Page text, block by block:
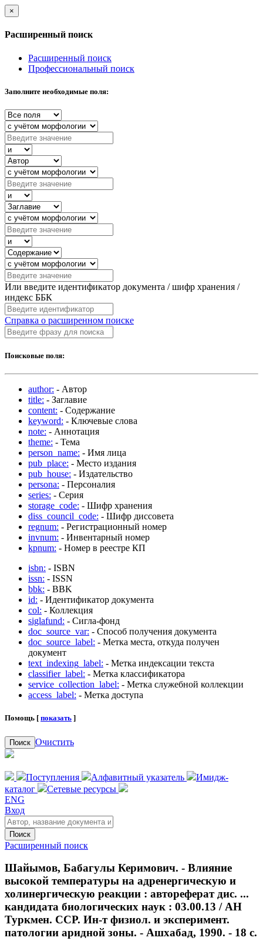
×
Расширенный поиск
Расширенный поиск
Профессиональный поиск
Заполните необходимые поля:
Или введите идентификатор документа / шифр хранения /
индекс ББК
Справка о расширенном поиске
Поисковые поля:
author: - Автор
title: - Заглавие
content: - Содержание
keyword: - Ключевые слова
note: - Аннотация
theme: - Тема
person_name: - Имя лица
pub_place: - Место издания
pub_house: - Издательство
persona: - Персоналия
series: - Серия
storage_code: - Шифр хранения
diss_council_code: - Шифр диссовета
regnum: - Регистрационный номер
invnum: - Инвентарный номер
kpnum: - Номер в реестре КП
isbn: - ISBN
issn: - ISSN
bbk: - BBK
id: - Идентификатор документа
col: - Коллекция
siglafund: - Сигла-фонд
doc_source_var: - Способ получения документа
doc_source_label: - Метка места, откуда получен
документ
text_indexing_label: - Метка индексации текста
classifier_label: - Метка классификатора
service_collection_label: - Метка служебной коллекции
access_label: - Метка доступа
Помощь [ показать ]
Поиск Очистить
Поступления Алфавитный указатель
Имидж-
каталог
Сетевые ресурсы
ENG
Вход
Поиск
Расширенный поиск
Шайымов, Бабагулы Керимович. - Влияние
высокой температуры на адренергическую и
холинергическую реакции : автореферат дис. ...
кандидата биологических наук : 03.00.13 / АН
Туркмен. ССР. Ин-т физиол. и эксперимент.
патологии аридной зоны. - Ашхабад, 1990. - 18 с.